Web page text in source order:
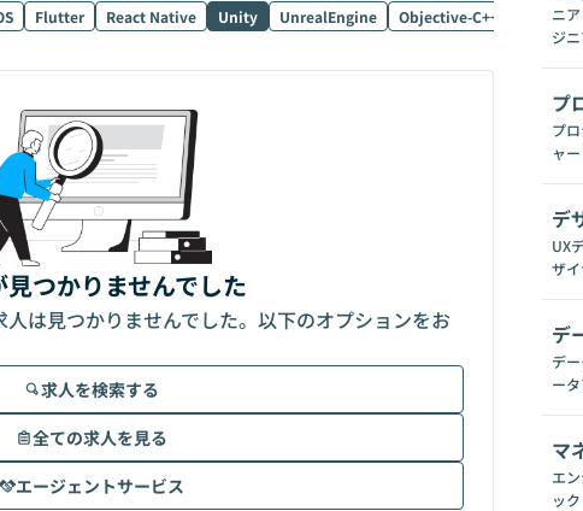
Flutter React Native Unity UnrealEngine Objective-C++ Electron
見つかりませんでした
は見つかりませんでした。以下のオプションをお
求人を検索する
全ての求人を見る
エージェントサービス
ニ
ジ
プ
プ
ャ
デ
UX
ザ
デ
デ
ー
マ
エ
ッ